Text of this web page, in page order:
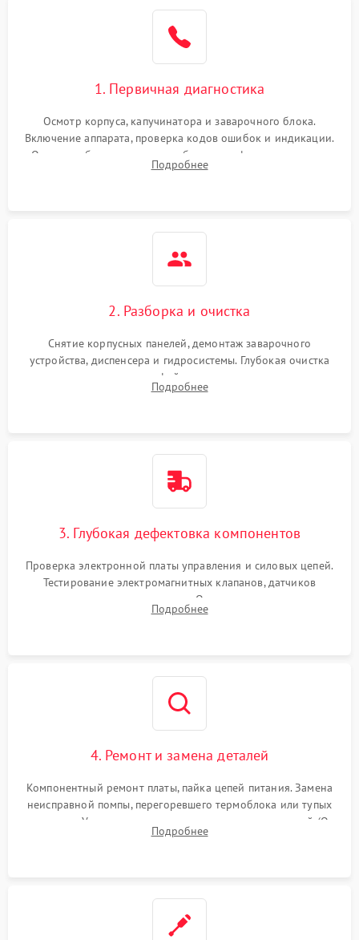
1. Первичная диагностика
Осмотр корпуса, капучинатора и заварочного блока.
Включение аппарата, проверка кодов ошибок и индикации.
Оценка работы помпы, термоблока и кофемолки на слух.
Измерение температуры и давления воды для выявления
Подробнее
2. Разборка и очистка
Снятие корпусных панелей, демонтаж заварочного
устройства, диспенсера и гидросистемы. Глубокая очистка
внутренних узлов от кофейных масел, жмыха и накипи.
Промывка дренажных каналов и фильтров с использованием
Подробнее
3. Глубокая дефектовка компонентов
Проверка электронной платы управления и силовых цепей.
Тестирование электромагнитных клапанов, датчиков
температуры и расходомера. Оценка степени износа
жерновов кофемолки, уплотнительных колец гидросистемы
Подробнее
4. Ремонт и замена деталей
Компонентный ремонт платы, пайка цепей питания. Замена
неисправной помпы, перегоревшего термоблока или тупых
жерновов. Установка новых силиконовых уплотнителей (O-
ring) и тефлоновых трубок для надежного устранения
Подробнее